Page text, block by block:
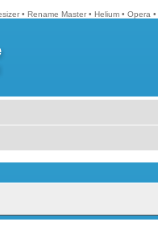
• Rename Master • Helium • Opera •